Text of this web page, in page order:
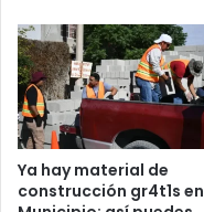
Ya hay material de
construcción gr4t1s en